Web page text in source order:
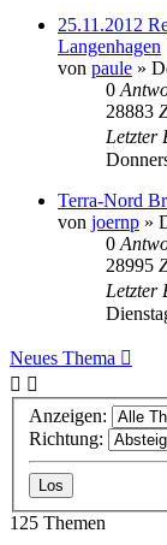
25.11.2012
Langenhagen
von paule »
0
28883
Letzter
Terra-Nord
von joernp »
0
28995
Letzter
Neues Thema
Anzeigen:
Richtung:
125 Themen